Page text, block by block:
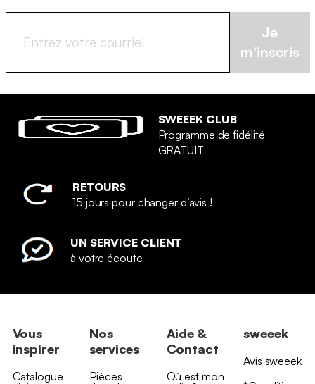
Je
m'inscris
SWEEEK CLUB
Programme de fidélité
GRATUIT
RETOURS
15 jours pour changer d’avis !
UN SERVICE CLIENT
à votre écoute
Vous
inspirer
Catalogue
Nos
services
Pièces
Aide &
Contact
Où est mon
sweeek
Avis sweeek